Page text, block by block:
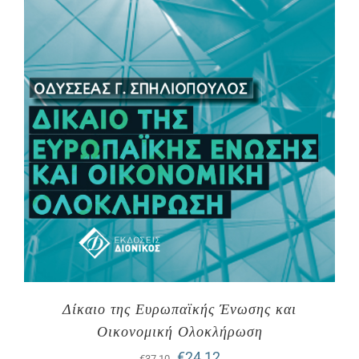
Δίκαιο της Ευρωπαϊκής Ένωσης και
Οικονομική Ολοκλήρωση